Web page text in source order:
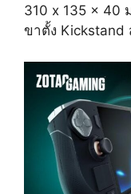
310 x 135 x 40
ขาตั้ง Kickstand